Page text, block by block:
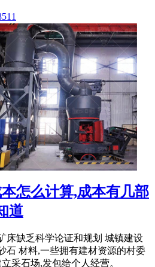
怎么计算,成本有几部
道
床缺乏科学论证和规划 城镇建设
石 材料,一些拥有建材资源的村委
采石场,发包给个人经营。